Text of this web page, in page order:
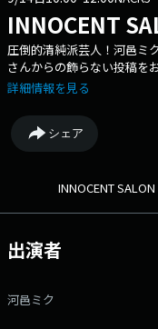
INNOCENT
圧倒的清純派芸人！河邑
さんからの飾らない投稿
ム】 FREE MESSAGE ※
世代なつかしい…！！超
to！ NOTちょいモテ…
詳細情報を見る
シェア
INNOCENT SALON
出演者
河邑ミク